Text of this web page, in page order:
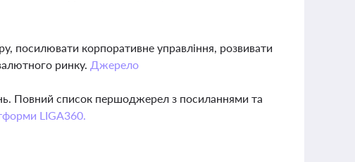
посилювати корпоративне управління, розвивати
ринку. Джерело
Повний список першоджерел з посиланнями та
LIGA360.